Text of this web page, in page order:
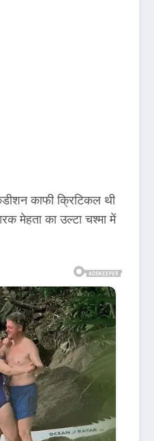
काफी क्रिटिकल थी
मेहता का उल्टा चश्मा में